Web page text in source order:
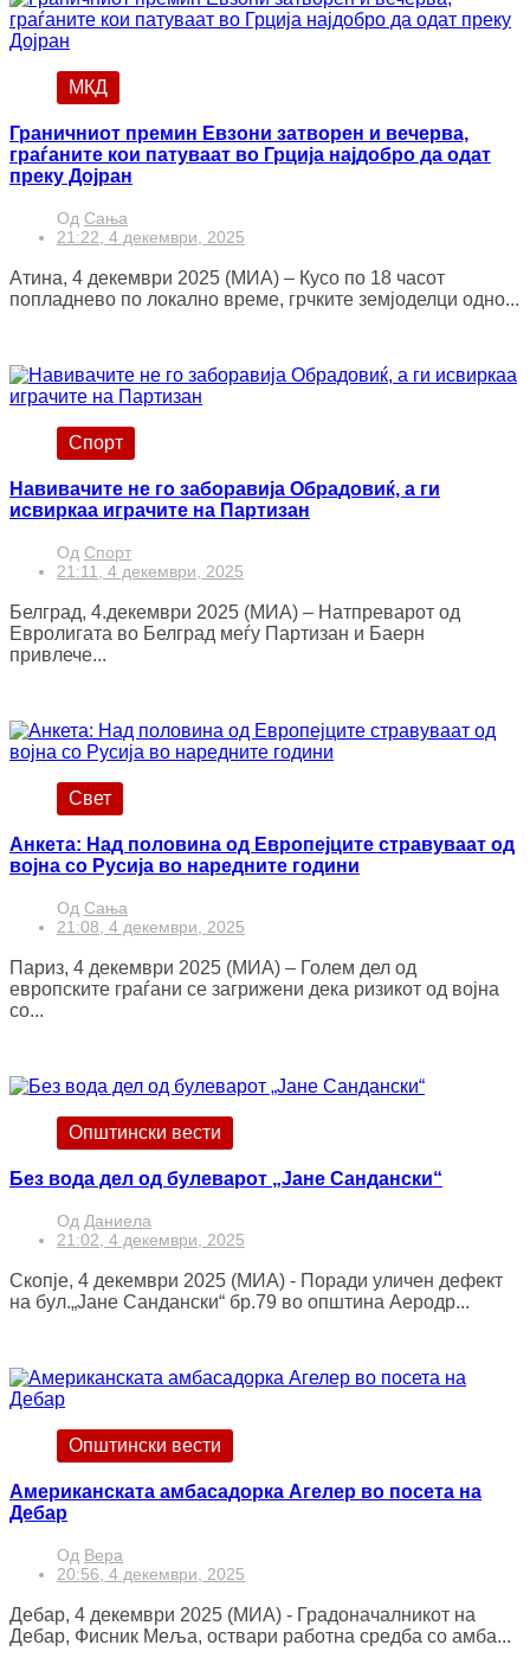
МКД
Граничниот премин Евзони затворен и вечерва,
граѓаните кои патуваат во Грција најдобро да одат
преку Дојран
Од Сања
21:22, 4 декември, 2025
Атина, 4 декември 2025 (МИА) – Кусо по 18 часот
попладнево по локално време, грчките земјоделци одно...
Спорт
Навивачите не го заборавија Обрадовиќ, а ги
исвиркаа играчите на Партизан
Од Спорт
21:11, 4 декември, 2025
Белград, 4.декември 2025 (МИА) – Натпреварот од
Евролигата во Белград меѓу Партизан и Баерн
привлече...
Свет
Анкета: Над половина од Европејците стравуваат од
војна со Русија во наредните години
Од Сања
21:08, 4 декември, 2025
Париз, 4 декември 2025 (МИА) – Голем дел од
европските граѓани се загрижени дека ризикот од војна
со...
Општински вести
Без вода дел од булеварот „Јане Сандански“
Од Даниела
21:02, 4 декември, 2025
Скопје, 4 декември 2025 (МИА) - Поради уличен дефект
на бул.„Јане Сандански“ бр.79 во општина Аеродр...
Општински вести
Американската амбасадорка Агелер во посета на
Дебар
Од Вера
20:56, 4 декември, 2025
Дебар, 4 декември 2025 (МИА) - Градоначалникот на
Дебар, Фисник Меља, оствари работна средба со амба...